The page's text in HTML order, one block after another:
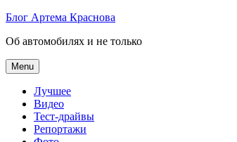
Skip
content
Блог Артема Краснова
Об автомобилях и не только
Menu
Лучшее
Видео
Тест-драйвы
Репортажи